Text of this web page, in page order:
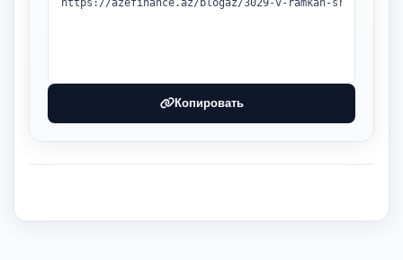
Копировать